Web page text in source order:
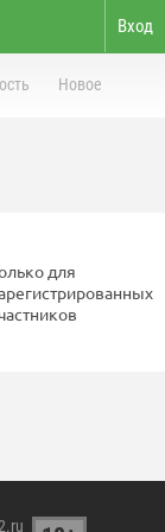
Вход
Новое
для